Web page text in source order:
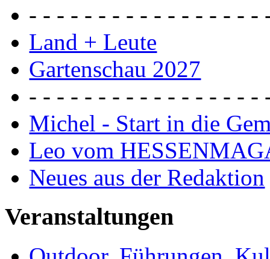
- - - - - - - - - - - - - - - - -
Land + Leute
Gartenschau 2027
- - - - - - - - - - - - - - - - -
Michel - Start in die
Leo vom
Neues aus der Redaktion
Veranstaltungen